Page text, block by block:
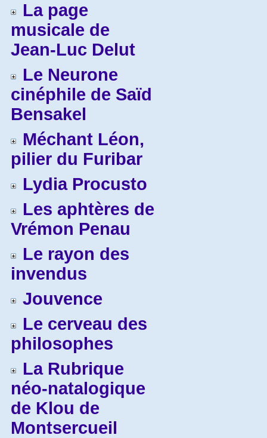
La page
musicale de
Jean-Luc Delut
Le Neurone
cinéphile de Saïd
Bensakel
Méchant Léon,
pilier du Furibar
Lydia Procusto
Les aphtères de
Vrémon Penau
Le rayon des
invendus
Jouvence
Le cerveau des
philosophes
La Rubrique
néo-natalogique
de Klou de
Montsercueil